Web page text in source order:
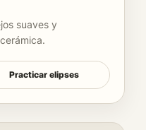
suaves y
Practicar elipses